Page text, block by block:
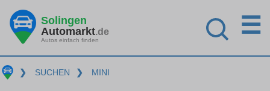
Solingen
Automarkt.de
Autos einfach finden
☰
❯ SUCHEN ❯ MINI